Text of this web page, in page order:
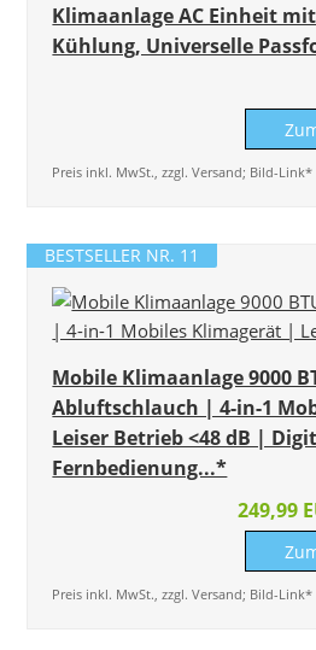
Klimaanlage AC Einheit
Kühlung, Universelle
Preis inkl. MwSt., zzgl. Versand; Bild-Link*
BESTSELLER NR. 11
Mobile Klimaanlage 9000
Abluftschlauch | 4-in-1
Leiser Betrieb <48 dB |
Fernbedienung...*
249,99
Preis inkl. MwSt., zzgl. Versand; Bild-Link*